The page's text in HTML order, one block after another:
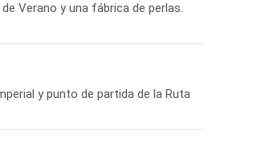
Verano y una fábrica de perlas.
y punto de partida de la Ruta